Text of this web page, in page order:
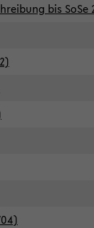
bis SoSe